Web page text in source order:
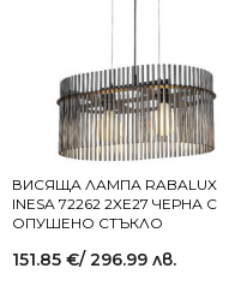
ВИСЯЩА ЛАМПА RABALUX
INESA 72262 2XE27 ЧЕРНА С
ОПУШЕНО СТЪКЛО
151.85 €/ 296.99 лв.